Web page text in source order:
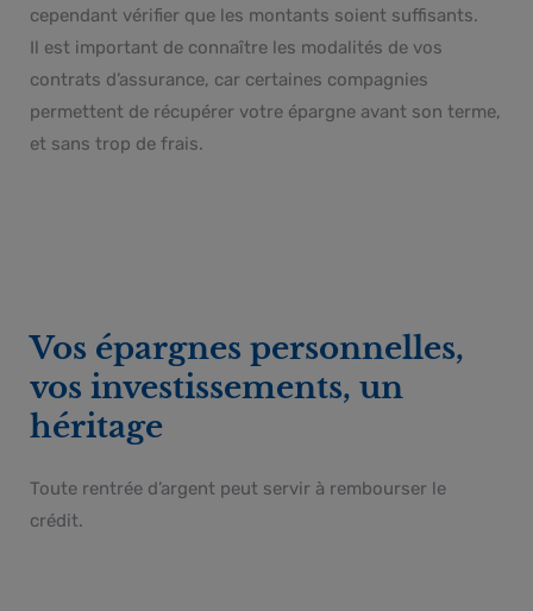
cependant vérifier que les montants soient suffisants.
Il est important de connaître les modalités de vos
contrats d’assurance, car certaines compagnies
permettent de récupérer votre épargne avant son terme,
et sans trop de frais.
Vos épargnes personnelles,
vos investissements, un
héritage
Toute rentrée d’argent peut servir à rembourser le
crédit.